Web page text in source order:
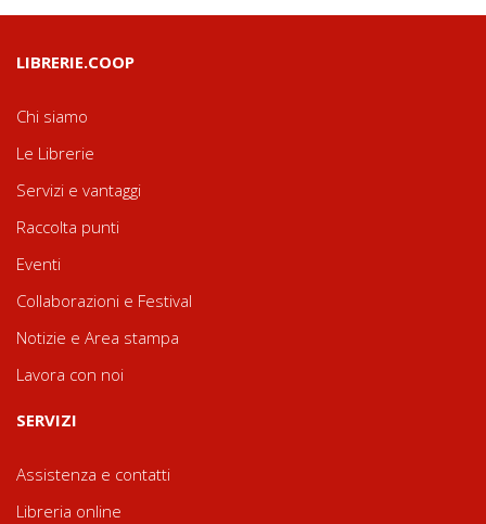
LIBRERIE.COOP
Chi siamo
Le Librerie
Servizi e vantaggi
Raccolta punti
Eventi
Collaborazioni e Festival
Notizie e Area stampa
Lavora con noi
SERVIZI
Assistenza e contatti
Libreria online